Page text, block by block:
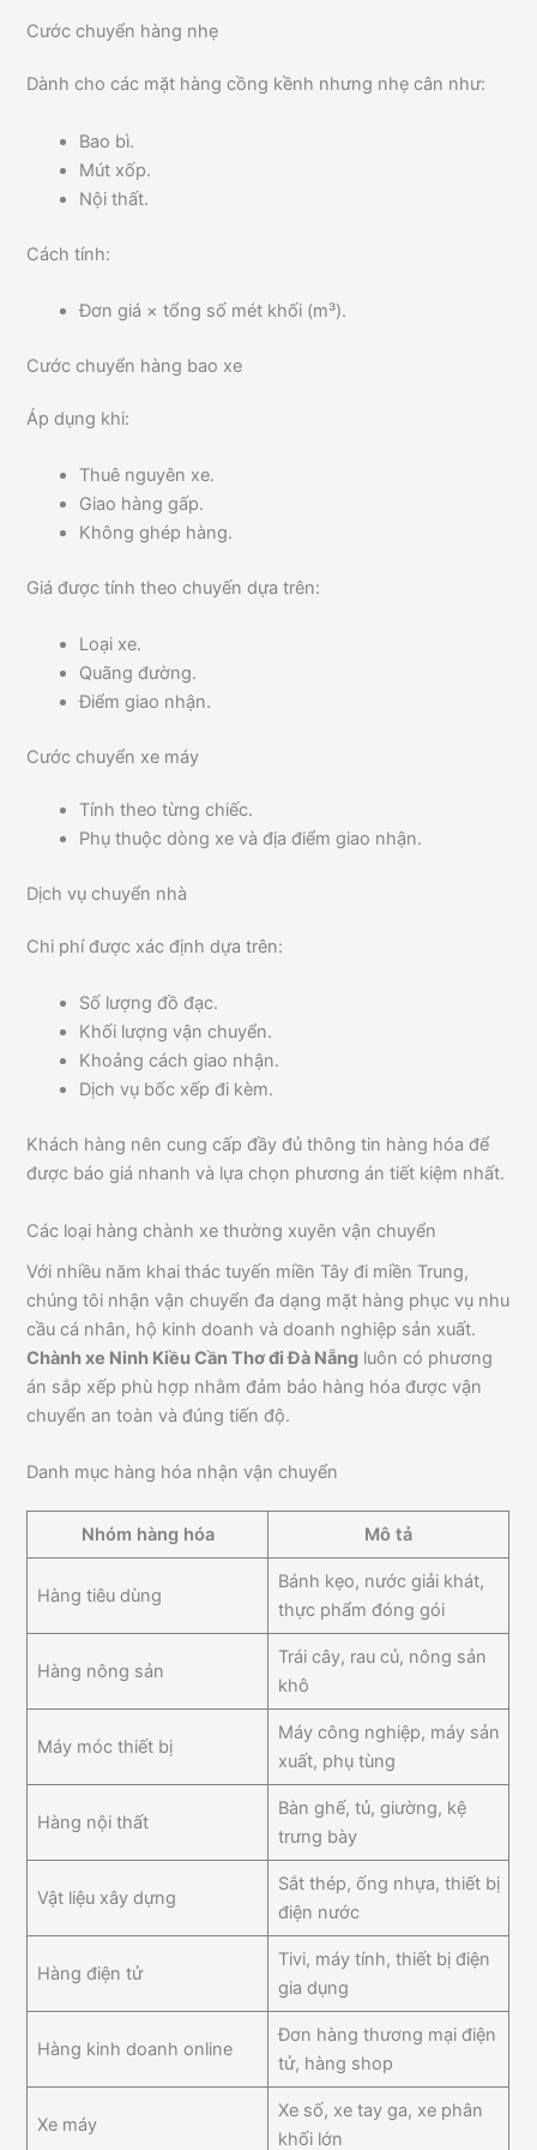
Cước chuyển hàng nhẹ
Dành cho các mặt hàng cồng kềnh nhưng nhẹ cân như:
Bao bì.
Mút xốp.
Nội thất.
Cách tính:
Đơn giá × tổng số mét khối (m³).
Cước chuyển hàng bao xe
Áp dụng khi:
Thuê nguyên xe.
Giao hàng gấp.
Không ghép hàng.
Giá được tính theo chuyến dựa trên:
Loại xe.
Quãng đường.
Điểm giao nhận.
Cước chuyển xe máy
Tính theo từng chiếc.
Phụ thuộc dòng xe và địa điểm giao nhận.
Dịch vụ chuyển nhà
Chi phí được xác định dựa trên:
Số lượng đồ đạc.
Khối lượng vận chuyển.
Khoảng cách giao nhận.
Dịch vụ bốc xếp đi kèm.
Khách hàng nên cung cấp đầy đủ thông tin hàng hóa để
được báo giá nhanh và lựa chọn phương án tiết kiệm nhất.
Các loại hàng chành xe thường xuyên vận chuyển
Với nhiều năm khai thác tuyến miền Tây đi miền Trung,
chúng tôi nhận vận chuyển đa dạng mặt hàng phục vụ nhu
cầu cá nhân, hộ kinh doanh và doanh nghiệp sản xuất.
Chành xe Ninh Kiều Cần Thơ đi Đà Nẵng luôn có phương
án sắp xếp phù hợp nhằm đảm bảo hàng hóa được vận
chuyển an toàn và đúng tiến độ.
Danh mục hàng hóa nhận vận chuyển
Nhóm hàng hóa Mô tả
Hàng tiêu dùng
Bánh kẹo, nước giải khát,
thực phẩm đóng gói
Hàng nông sản
Trái cây, rau củ, nông sản
khô
Máy móc thiết bị
Máy công nghiệp, máy sản
xuất, phụ tùng
Hàng nội thất
Bàn ghế, tủ, giường, kệ
trưng bày
Vật liệu xây dựng
Sắt thép, ống nhựa, thiết bị
điện nước
Hàng điện tử
Tivi, máy tính, thiết bị điện
gia dụng
Hàng kinh doanh online
Đơn hàng thương mại điện
tử, hàng shop
Xe máy
Xe số, xe tay ga, xe phân
khối lớn